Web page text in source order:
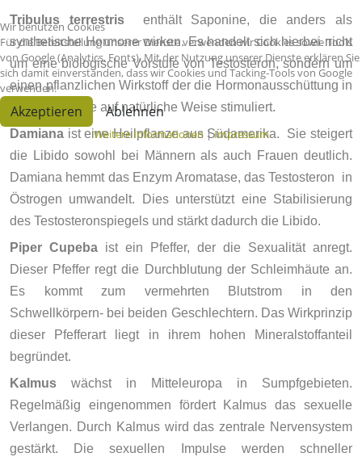
Tribulus terrestris enthält Saponine, die anders als
synthetische Hormone wirken. Es handelt sich hierbei nicht
um eine biologische Vorstufe von Testosteron, sondern um
einen pflanzlichen Wirkstoff der die Hormonausschüttung in
der Hypophyse auf natürliche Weise stimuliert.
Damiana ist eine Heilpflanze aus Südamerika. Sie steigert
die Libido sowohl bei Männern als auch Frauen deutlich.
Damiana hemmt das Enzym Aromatase, das Testosteron in
Östrogen umwandelt. Dies unterstützt eine Stabilisierung
des Testosteronspiegels und stärkt dadurch die Libido.
Piper Cupeba ist ein Pfeffer, der die Sexualität anregt.
Dieser Pfeffer regt die Durchblutung der Schleimhäute an.
Es kommt zum vermehrten Blutstrom in den
Schwellkörpern- bei beiden Geschlechtern. Das Wirkprinzip
dieser Pfefferart liegt in ihrem hohen Mineralstoffanteil
begründet.
Kalmus wächst in Mitteleuropa in Sumpfgebieten.
Regelmäßig eingenommen fördert Kalmus das sexuelle
Verlangen. Durch Kalmus wird das zentrale Nervensystem
gestärkt. Die sexuellen Impulse werden schneller
Wir benutzen Cookies
Für die Bereitstellung unserer Dienste verwenden wir Cookies sowie Tools
von Google (Analytics, Fonts). Mit der Nutzung unserer Dienste erklären Sie
sich damit einverstanden, dass wir Cookies und Tacking-Tools von Google
verwenden.
Akzeptieren Ablehnen
Weitere Informationen|Impressum